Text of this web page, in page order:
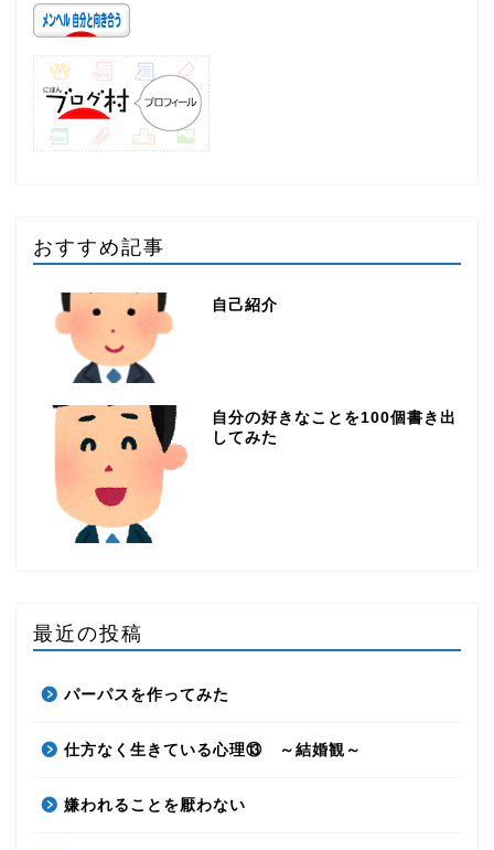
おすすめ記事
自己紹介
自分の好きなことを100個書き出
してみた
最近の投稿
パーパスを作ってみた
仕方なく生きている心理⑬ ～結婚観～
嫌われることを厭わない